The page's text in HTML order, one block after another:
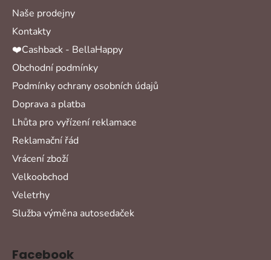
Naše prodejny
Kontakty
❤️Cashback - BellaHappy
Obchodní podmínky
Podmínky ochrany osobních údajů
Doprava a platba
Lhůta pro vyřízení reklamace
Reklamační řád
Vrácení zboží
Velkoobchod
Veletrhy
Služba výměna autosedaček
Facebook